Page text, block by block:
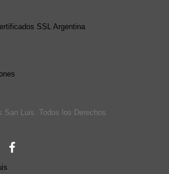
SSL Argentina
San Luis. Todos los Derechos